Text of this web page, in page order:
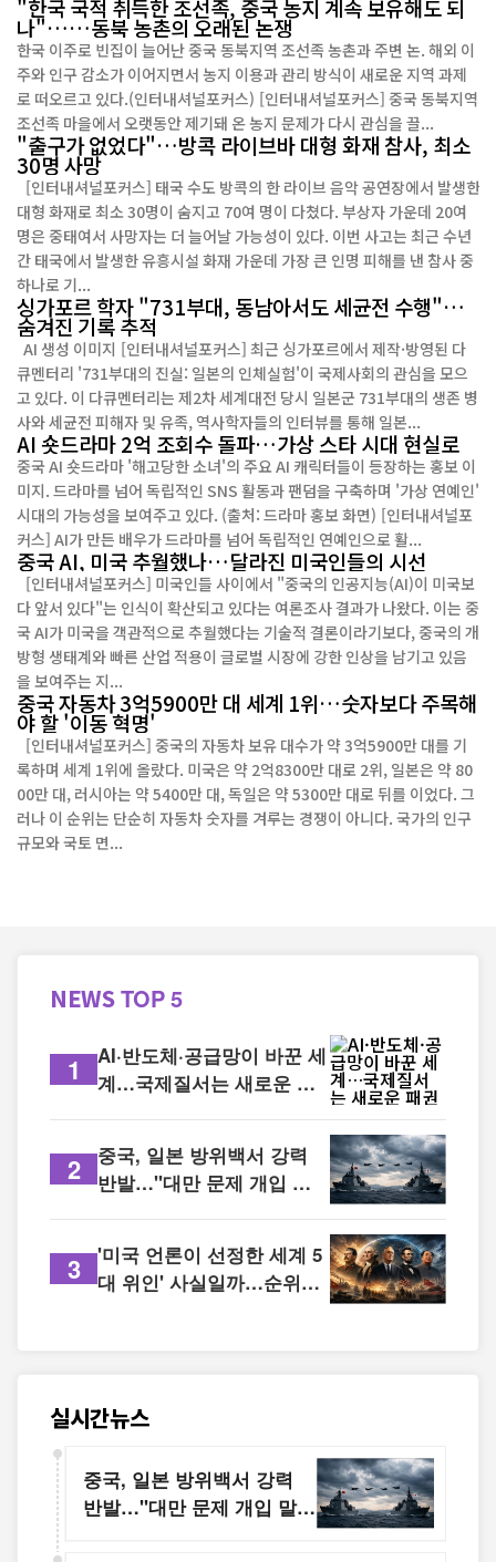
"한국 국적 취득한 조선족, 중국 농지 계속 보유해도 되
나"……동북 농촌의 오래된 논쟁
한국 이주로 빈집이 늘어난 중국 동북지역 조선족 농촌과 주변 논. 해외 이
주와 인구 감소가 이어지면서 농지 이용과 관리 방식이 새로운 지역 과제
로 떠오르고 있다.(인터내셔널포커스) [인터내셔널포커스] 중국 동북지역
조선족 마을에서 오랫동안 제기돼 온 농지 문제가 다시 관심을 끌...
"출구가 없었다"…방콕 라이브바 대형 화재 참사, 최소
30명 사망
[인터내셔널포커스] 태국 수도 방콕의 한 라이브 음악 공연장에서 발생한
대형 화재로 최소 30명이 숨지고 70여 명이 다쳤다. 부상자 가운데 20여
명은 중태여서 사망자는 더 늘어날 가능성이 있다. 이번 사고는 최근 수년
간 태국에서 발생한 유흥시설 화재 가운데 가장 큰 인명 피해를 낸 참사 중
하나로 기...
싱가포르 학자 "731부대, 동남아서도 세균전 수행"…
숨겨진 기록 추적
큐멘터리 '731부대의 진실: 일본의 인체실험'이 국제사회의 관심을 모으
고 있다. 이 다큐멘터리는 제2차 세계대전 당시 일본군 731부대의 생존 병
사와 세균전 피해자 및 유족, 역사학자들의 인터뷰를 통해 일본...
AI 숏드라마 2억 조회수 돌파…가상 스타 시대 현실로
중국 AI 숏드라마 '해고당한 소녀'의 주요 AI 캐릭터들이 등장하는 홍보 이
미지. 드라마를 넘어 독립적인 SNS 활동과 팬덤을 구축하며 '가상 연예인'
시대의 가능성을 보여주고 있다. (출처: 드라마 홍보 화면) [인터내셔널포
커스] AI가 만든 배우가 드라마를 넘어 독립적인 연예인으로 활...
중국 AI, 미국 추월했나…달라진 미국인들의 시선
[인터내셔널포커스] 미국인들 사이에서 "중국의 인공지능(AI)이 미국보
다 앞서 있다"는 인식이 확산되고 있다는 여론조사 결과가 나왔다. 이는 중
국 AI가 미국을 객관적으로 추월했다는 기술적 결론이라기보다, 중국의 개
방형 생태계와 빠른 산업 적용이 글로벌 시장에 강한 인상을 남기고 있음
을 보여주는 지...
중국 자동차 3억5900만 대 세계 1위…숫자보다 주목해
야 할 '이동 혁명'
[인터내셔널포커스] 중국의 자동차 보유 대수가 약 3억5900만 대를 기
록하며 세계 1위에 올랐다. 미국은 약 2억8300만 대로 2위, 일본은 약 80
00만 대, 러시아는 약 5400만 대, 독일은 약 5300만 대로 뒤를 이었다. 그
러나 이 순위는 단순히 자동차 숫자를 겨루는 경쟁이 아니다. 국가의 인구
규모와 국토 면...
NEWSTOP 5
1
AI·반도체·공급망이 바꾼 세
계…국제질서는 새로운 패
2
중국, 일본 방위백서 강력
반발…"대만 문제 개입 말
3
'미국 언론이 선정한 세계 5
대 위인' 사실일까…순위보
실시간뉴스
중국, 일본 방위백서 강력
반발…"대만 문제 개입 말